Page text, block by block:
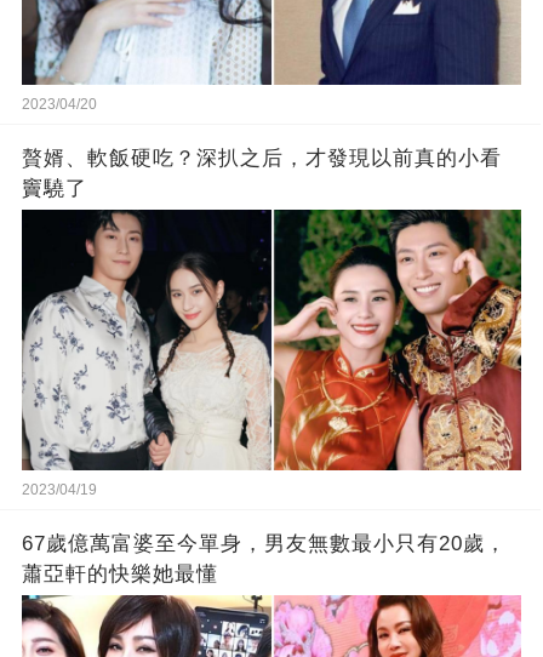
2023/04/20
贅婿、軟飯硬吃？深扒之后，才發現以前真的小看
竇驍了
2023/04/19
67歲億萬富婆至今單身，男友無數最小只有20歲，
蕭亞軒的快樂她最懂